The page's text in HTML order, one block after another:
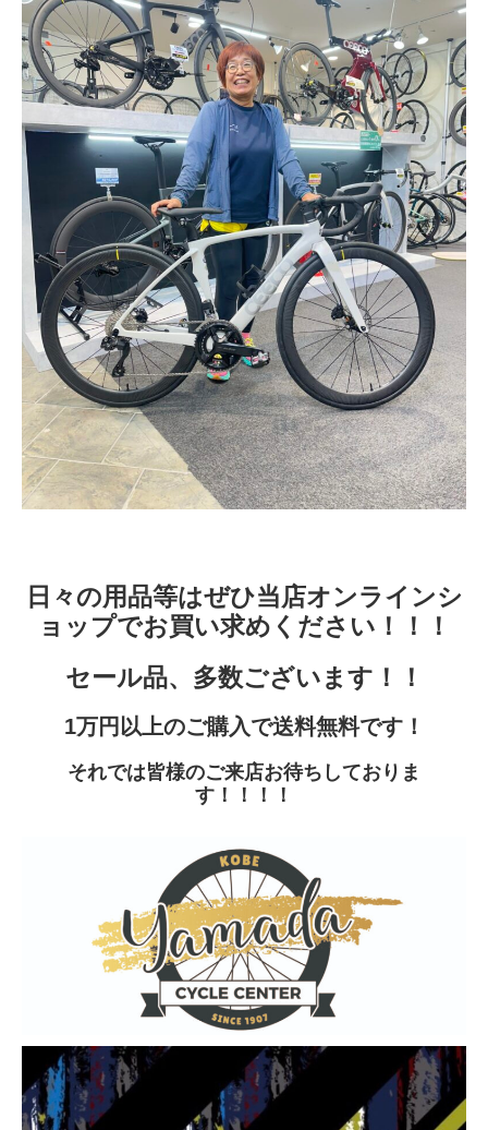
日々の用品等はぜひ当店オンラインシ
ョップでお買い求めください！！！
セール品、多数ございます！！
1万円以上のご購入で送料無料です！
それでは皆様のご来店お待ちしておりま
す！！！！